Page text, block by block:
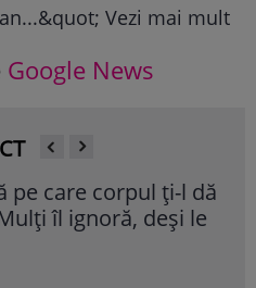
Vezi mai mult
Google News
pe care corpul ți-l dă
îl ignoră, deși le